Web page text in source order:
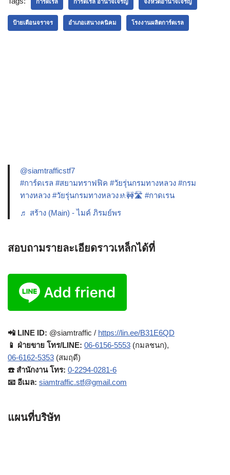
การ์ดเรล การ์ดเรล อำนาจเจริญ จังหวัดอำนาจเจริญ
ป้ายเตือนจราจร อำเภอเสนางคนิคม โรงงานผลิตการ์ดเรล
@siamtrafficstf7
#การ์ดเรล #สยามทราฟฟิค #วัยรุ่นกรมทางหลวง #กรม
ทางหลวง #วัยรุ่นกรมทางหลวง🚸🚧🛣️ #กาดเรน
♬ สร้าง (Main) - ไมค์ ภิรมย์พร
สอบถามรายละเอียดราวเหล็กได้ที่
📲 LINE ID: @siamtraffic / https://lin.ee/B31E6QD
📱 ฝ่ายขาย โทร/LINE: 06-6156-5553 (กมลชนก),
06-6162-5353 (สมฤดี)
☎️ สำนักงาน โทร: 0-2294-0281-6
📧 อีเมล: siamtraffic.stf@gmail.com
แผนที่บริษัท